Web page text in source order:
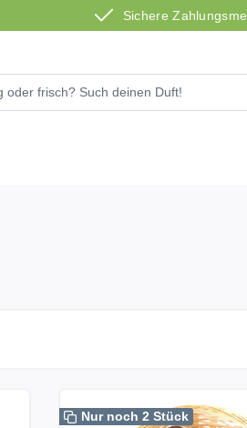
Sichere
Nur noch 2 Stück